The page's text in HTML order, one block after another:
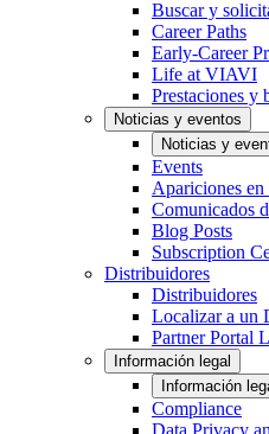
Buscar y
Career Paths
Early-Career
Life at VIAVI
Prestaciones y
Noticias y eventos
Noticias y
Events
Apariciones en
Comunicados
Blog Posts
Subscription
Distribuidores
Distribuidores
Localizar a un
Partner Portal
Información legal
Información
Compliance